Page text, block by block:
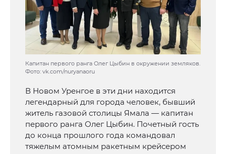
Капитан первого ранга Олег Цыбин в окружении земляков.
Фото: vk.com/nuryanaoru
В Новом Уренгое в эти дни находится
легендарный для города человек, бывший
житель газовой столицы Ямала — капитан
первого ранга Олег Цыбин. Почетный гость
до конца прошлого года командовал
тяжелым атомным ракетным крейсером